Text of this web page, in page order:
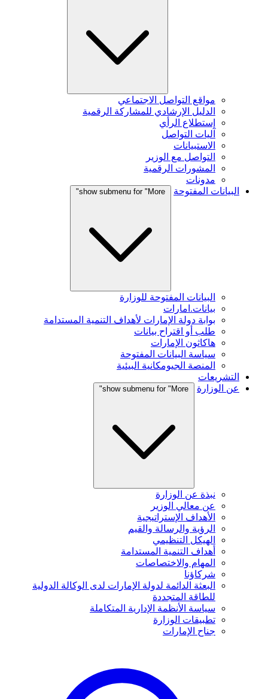
مواقع التواصل الاجتماعي
الدليل الإرشادي للمشاركة الرقمية
إستطلاع الرأي
آليات التواصل
الاستبيانات
التواصل مع الوزير
المشورات الرقمية
مدونات
البيانات المفتوحة
show submenu for "More"
البيانات المفتوحة للوزارة
بيانات.امارات
بوابة دولة الإمارات لأهداف التنمية المستدامة
طلب أو اقتراح بيانات
هاكاثون الإمارات
سياسة البيانات المفتوحة
المنصة الجيومكانية البيئية
التشريعات
عن الوزارة
show submenu for "More"
نبذة عن الوزارة
عن معالي الوزير
الأهداف الإستراتيجية
الرؤية والرسالة والقيم
الهيكل التنظيمي
أهداف التنمية المستدامة
المهام والاختصاصات
شركاؤنا
البعثة الدائمة لدولة الإمارات لدى الوكالة الدولية
للطاقة المتجددة
سياسة الأنظمة الإدارية المتكاملة
تطبيقات الوزارة
جناح الإمارات